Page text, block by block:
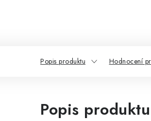
Popis produktu Hodnocení
Popis produktu